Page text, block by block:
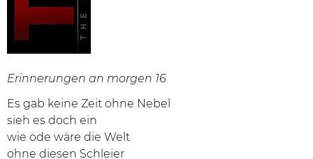
Erinnerungen an morgen 16
Es gab keine Zeit ohne Nebel
sieh es doch ein
wie öde wäre die Welt
ohne diesen Schleier